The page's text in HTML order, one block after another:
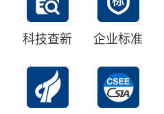
科技查新 企业标准